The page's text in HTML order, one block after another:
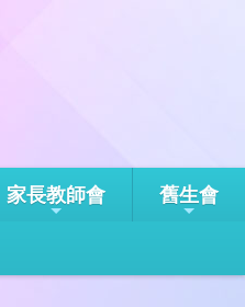
家長教師會 舊生會